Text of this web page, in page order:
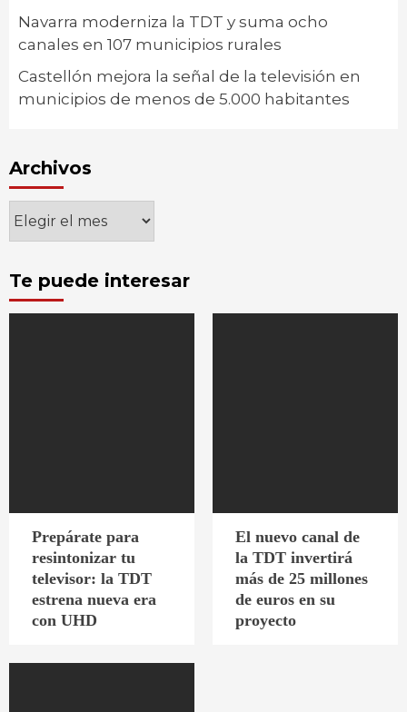
Navarra moderniza la TDT y suma ocho
canales en 107 municipios rurales
Castellón mejora la señal de la televisión en
municipios de menos de 5.000 habitantes
Archivos
Archivos
Te puede interesar
Prepárate para
resintonizar tu
televisor: la TDT
estrena nueva era
con UHD
El nuevo canal de
la TDT invertirá
más de 25 millones
de euros en su
proyecto